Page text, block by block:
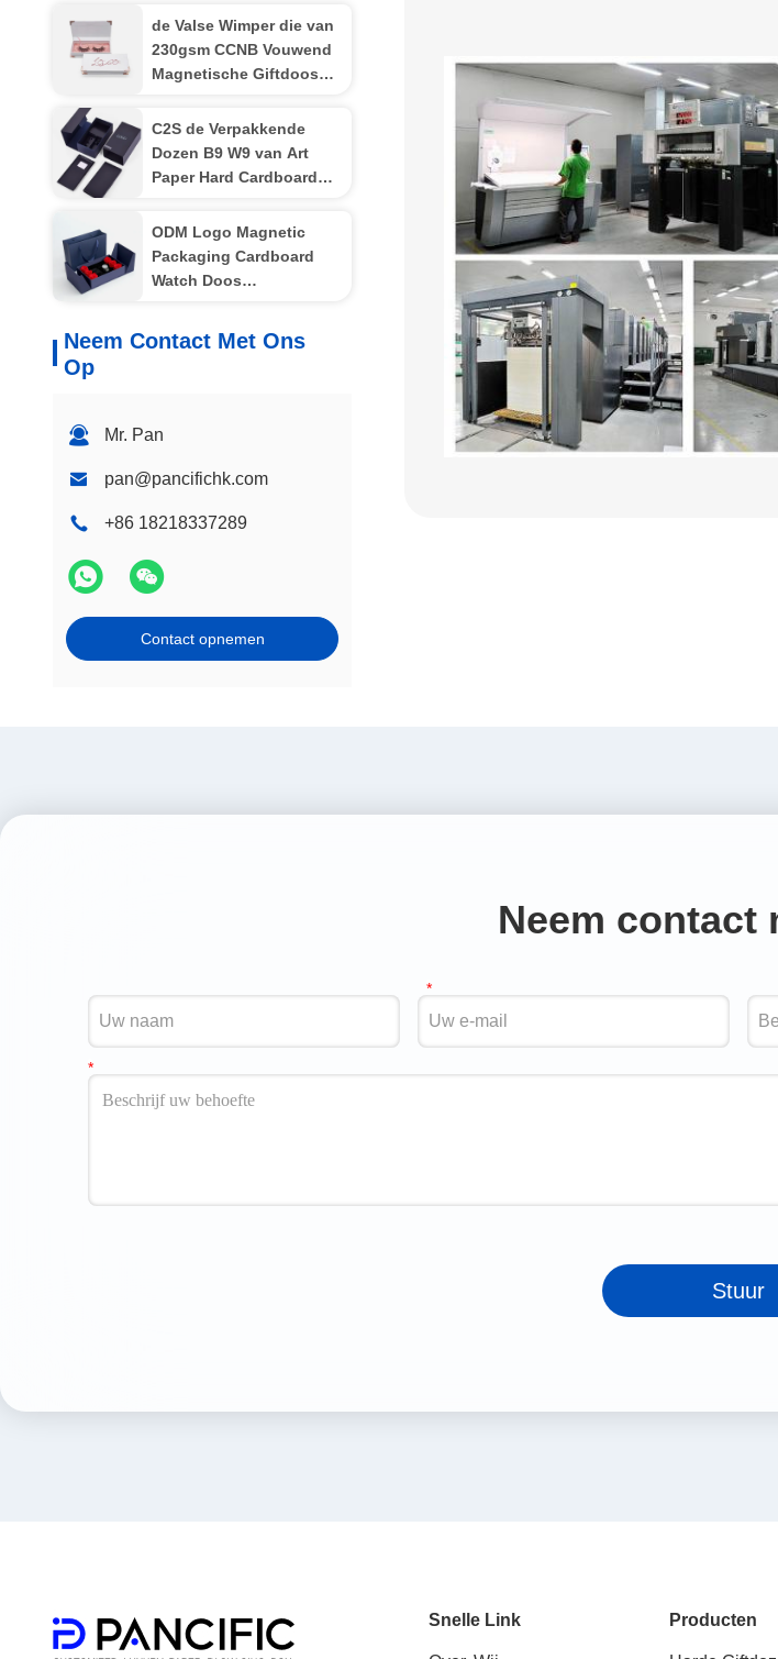
Coated
de Valse Wimper die van
230gsm CCNB Vouwend
Magnetische Giftdoos
C2S de Verpakkende
Dozen B9 W9 van Art
Paper Hard Cardboard
ODM Logo Magnetic
Packaging Cardboard
Watch Doos
Neem Contact Met Ons
Op
Mr. Pan
pan@pancifichk.com
+86 18218337289
Contact opnemen
Neem contact
Stuur
Snelle Link Producten